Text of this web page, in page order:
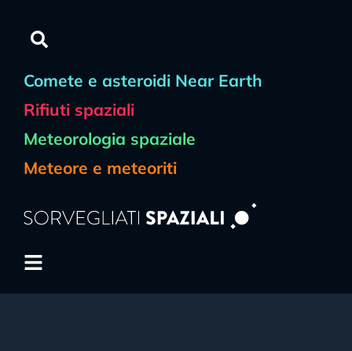
Comete e asteroidi Near Earth
Rifiuti spaziali
Meteorologia spaziale
Meteore e meteoriti